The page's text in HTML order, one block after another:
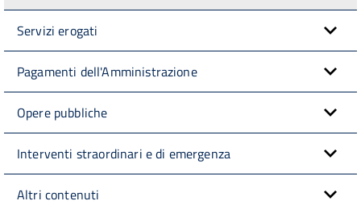
Servizi erogati
Pagamenti dell'Amministrazione
Opere pubbliche
Interventi straordinari e di emergenza
Altri contenuti